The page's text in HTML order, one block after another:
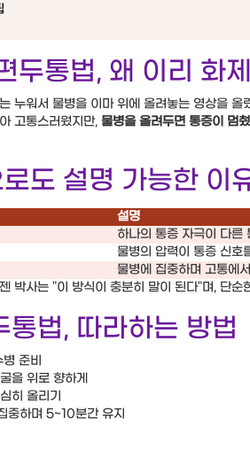
두통법, 왜 이리 화
누워서 물병을 이마 위에 올려놓는 영상을 올
고통스러웠지만, 물병을 올려두면 통증이 멈
도 설명 가능한 이
설명
하나의 통증 자극이 다른
물병의 압력이 통증 신호
물병에 집중하며 고통에
박사는 "이 방식이 충분히 말이 된다"며, 단순
통법, 따라하는 방법
준비
을 위로 향하게
히 올리기
중하며 5~10분간 유지